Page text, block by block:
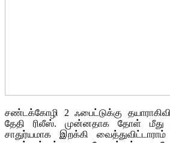
சண்டக்கோழி 2 ஃபைட்டுக்கு
தேதி ரிலீஸ். முன்னதாக தோள் மீது
சாதுர்யமாக இறக்கி